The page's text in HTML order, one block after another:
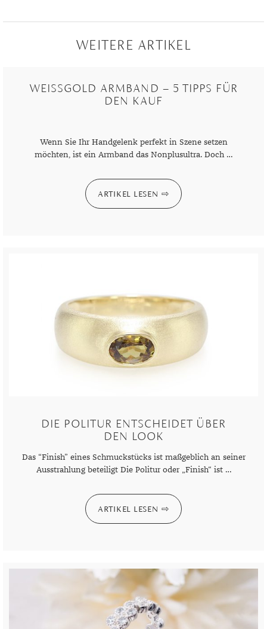
WEITERE ARTIKEL
WEISSGOLD ARMBAND – 5 TIPPS FÜR D
EN KAUF
Wenn Sie Ihr Handgelenk perfekt in Szene setzen
möchten, ist ein Armband das Nonplusultra. Doch …
ARTIKEL LESEN
DIE POLITUR ENTSCHEIDET ÜBER
DEN LOOK
Das “Finish” eines Schmuckstücks ist maßgeblich an seiner
Ausstrahlung beteiligt Die Politur oder „Finish“ ist …
ARTIKEL LESEN